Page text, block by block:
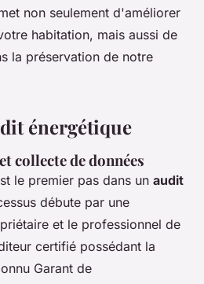
non seulement d'améliorer
habitation, mais aussi de
la préservation de notre
énergétique
collecte de données
le premier pas dans un audit
débute par une
et le professionnel de
certifié possédant la
Garant de